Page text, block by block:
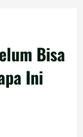
Bisa
Ini